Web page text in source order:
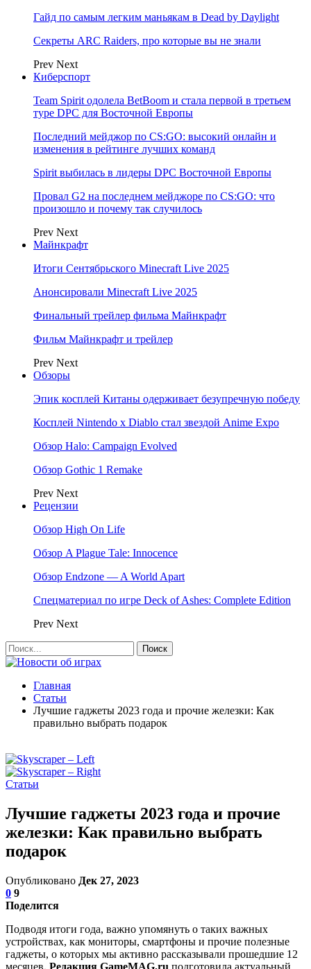
Гайд по самым легким маньякам в Dead by Daylight
Секреты ARC Raiders, про которые вы не знали
Prev Next
Киберспорт
Team Spirit одолела BetBoom и стала первой в третьем
туре DPC для Восточной Европы
Последний мейджор по CS:GO: высокий онлайн и
изменения в рейтинге лучших команд
Spirit выбилась в лидеры DPC Восточной Европы
Провал G2 на последнем мейджоре по CS:GO: что
произошло и почему так случилось
Prev Next
Майнкрафт
Итоги Сентябрьского Minecraft Live 2025
Анонсировали Minecraft Live 2025
Финальный трейлер фильма Майнкрафт
Фильм Майнкрафт и трейлер
Prev Next
Обзоры
Эпик косплей Китаны одерживает безупречную победу
Косплей Nintendo x Diablo стал звездой Anime Expo
Обзор Halo: Campaign Evolved
Обзор Gothic 1 Remake
Prev Next
Рецензии
Обзор High On Life
Обзор A Plague Tale: Innocence
Обзор Endzone — A World Apart
Спецматериал по игре Deck of Ashes: Complete Edition
Prev Next
Главная
Статьи
Лучшие гаджеты 2023 года и прочие железки: Как
правильно выбрать подарок
Статьи
Лучшие гаджеты 2023 года и прочие
железки: Как правильно выбрать
подарок
Опубликовано Дек 27, 2023
0 9
Поделится
Подводя итоги года, важно упомянуть о таких важных
устройствах, как мониторы, смартфоны и прочие полезные
гаджеты, о которых мы активно рассказывали прошедшие 12
месяцев. Редакция GameMAG.ru подготовила актуальный